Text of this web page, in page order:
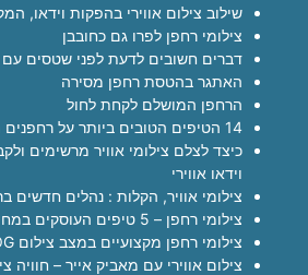
שילוב צילום אווירי בהפקות וידאו,
צילומי רחפן לפרו גם כחובבן
דברים חשובים לדעת לפני שטסים עם
האתגר בהטסת רחפן מסירה
הרחפן המושלם לקחת לחול
14 הטיפים הטובים ביותר על רחפנים מקצועיים וצילומי רחפן
כיצד לצלם צילומי אוויר מרשימים
וידאו אווירי
צילומי אוויר, הקלות : נהלים חדשים
צילומי רחפן – 5 טיפים העוסקים במחיר המקובל בתחום
צילומי רחפן מקצועיים במצב צילום D-LOG
צילום אווירי עם מאביק אייר – חוויה